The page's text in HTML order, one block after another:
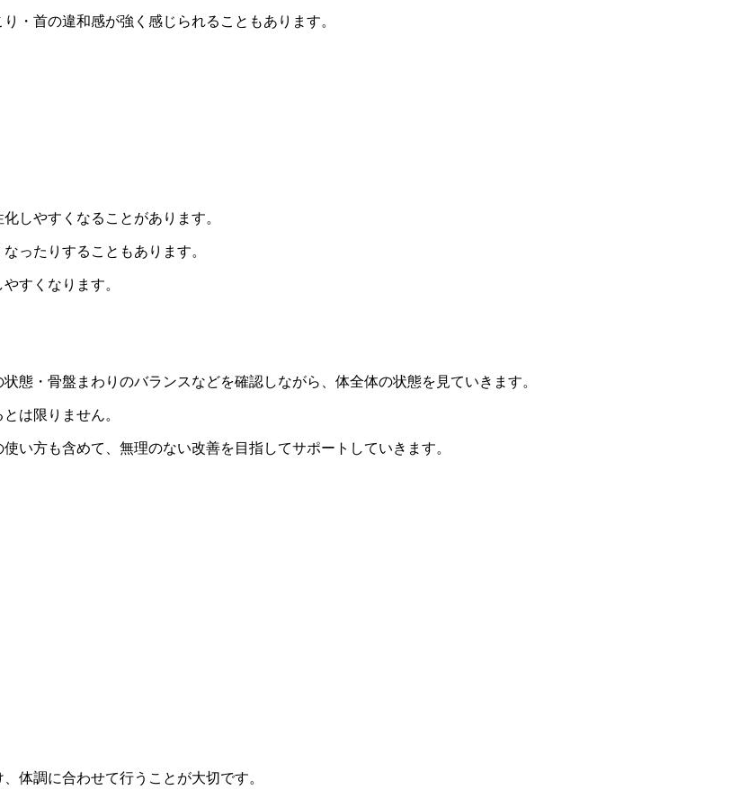
・首の違和感が強く感じられることもあります。
しやすくなることがあります。
ったりすることもあります。
すくなります。
態・骨盤まわりのバランスなどを確認しながら、体全体の状態を見ていきます。
は限りません。
い方も含めて、無理のない改善を目指してサポートしていきます。
体調に合わせて行うことが大切です。